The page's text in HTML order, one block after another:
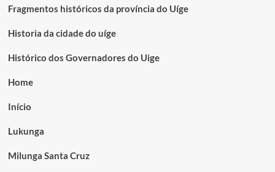
Fragmentos históricos da província do Uíge
Historia da cidade do uíge
Histórico dos Governadores do Uige
Home
Início
Lukunga
Milunga Santa Cruz